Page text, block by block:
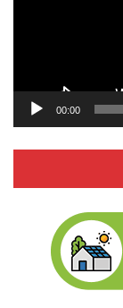
00:00